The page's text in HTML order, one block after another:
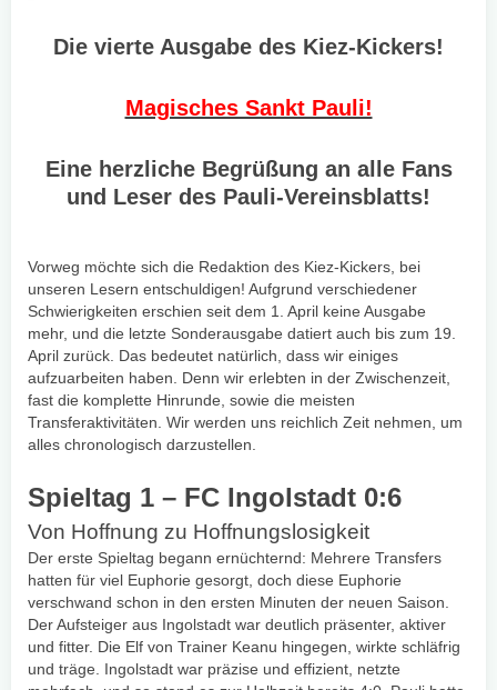
Die vierte Ausgabe des Kiez-Kickers!
Magisches Sankt Pauli!
Eine herzliche Begrüßung an alle Fans
und Leser des Pauli-Vereinsblatts!
Vorweg möchte sich die Redaktion des Kiez-Kickers, bei
unseren Lesern entschuldigen! Aufgrund verschiedener
Schwierigkeiten erschien seit dem 1. April keine Ausgabe
mehr, und die letzte Sonderausgabe datiert auch bis zum 19.
April zurück. Das bedeutet natürlich, dass wir einiges
aufzuarbeiten haben. Denn wir erlebten in der Zwischenzeit,
fast die komplette Hinrunde, sowie die meisten
Transferaktivitäten. Wir werden uns reichlich Zeit nehmen, um
alles chronologisch darzustellen.
Spieltag 1 – FC Ingolstadt 0:6
Von Hoffnung zu Hoffnungslosigkeit
Der erste Spieltag begann ernüchternd: Mehrere Transfers
hatten für viel Euphorie gesorgt, doch diese Euphorie
verschwand schon in den ersten Minuten der neuen Saison.
Der Aufsteiger aus Ingolstadt war deutlich präsenter, aktiver
und fitter. Die Elf von Trainer Keanu hingegen, wirkte schläfrig
und träge. Ingolstadt war präzise und effizient, netzte